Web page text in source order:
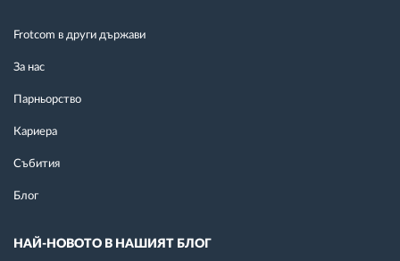
Frotcom в други държави
За нас
Парньорство
Кариера
Събития
Блог
НАЙ-НОВОТО В НАШИЯТ БЛОГ